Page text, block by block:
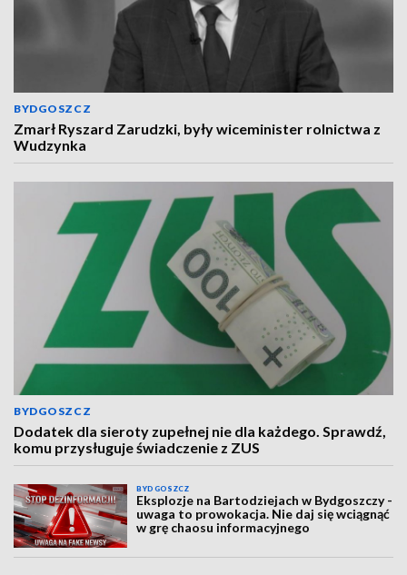
BYDGOSZCZ
Zmarł Ryszard Zarudzki, były wiceminister rolnictwa z
Wudzynka
BYDGOSZCZ
Dodatek dla sieroty zupełnej nie dla każdego. Sprawdź,
komu przysługuje świadczenie z ZUS
BYDGOSZCZ
Eksplozje na Bartodziejach w Bydgoszczy -
uwaga to prowokacja. Nie daj się wciągnąć
w grę chaosu informacyjnego